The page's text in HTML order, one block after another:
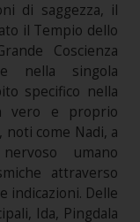
di saggezza, il
il Tempio dello
Coscienza
nella singola
specifico nella
vero e proprio
come Nadi, a
umano
attraverso
indicazioni. Delle
Ida, Pingdala